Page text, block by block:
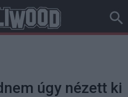
úgy nézett ki